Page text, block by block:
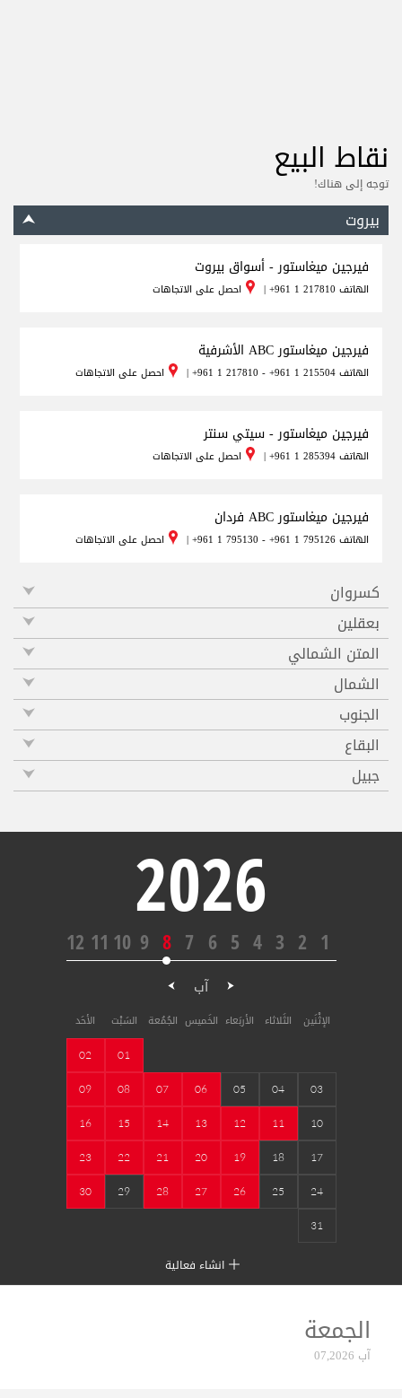
نقاط البيع
توجه إلى هناك!
بيروت
فيرجين ميغاستور - أسواق بيروت
الهاتف +961 1 217810
| احصل على الاتجاهات
فيرجين ميغاستور ABC الأشرفية
الهاتف+961 1 217810 - +961 1 215504
| احصل على الاتجاهات
فيرجين ميغاستور - سيتي سنتر
الهاتف+961 1 285394
| احصل على الاتجاهات
فيرجين ميغاستور ABC فردان
الهاتف+961 1 795130 - +961 1 795126
| احصل على الاتجاهات
كسروان
بعقلين
المتن الشمالي
الشمال
الجنوب
البقاع
جبيل
2026
1
2
3
4
5
6
7
8
9
10
11
12
آب
الإثْنَين الثَلاثاء الأربَعاء الخَميس الجُمُعة السَبْت الأحَد
01
02
03
04
05
06
07
08
09
10
11
12
13
14
15
16
17
18
19
20
21
22
23
24
25
26
27
28
29
30
31
انشاء فعالية
الجمعة
آب 07,2026